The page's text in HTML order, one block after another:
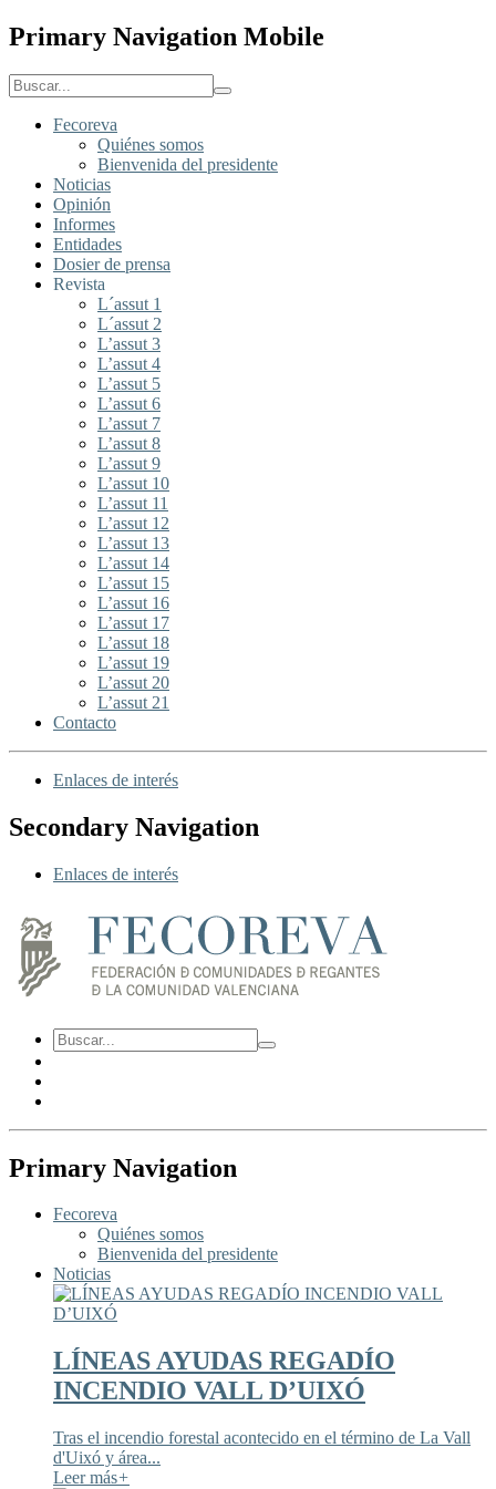
Primary Navigation Mobile
Fecoreva
Quiénes somos
Bienvenida del presidente
Noticias
Opinión
Informes
Entidades
Dosier de prensa
Revista
L´assut 1
L´assut 2
L’assut 3
L’assut 4
L’assut 5
L’assut 6
L’assut 7
L’assut 8
L’assut 9
L’assut 10
L’assut 11
L’assut 12
L’assut 13
L’assut 14
L’assut 15
L’assut 16
L’assut 17
L’assut 18
L’assut 19
L’assut 20
L’assut 21
Contacto
Enlaces de interés
Secondary Navigation
Enlaces de interés
Primary Navigation
Fecoreva
Quiénes somos
Bienvenida del presidente
Noticias
LÍNEAS AYUDAS REGADÍO
INCENDIO VALL D’UIXÓ
Tras el incendio forestal acontecido en el término de La Vall
d'Uixó y área...
Leer más+